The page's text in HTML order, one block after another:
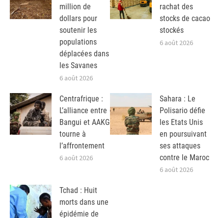
million de
dollars pour
soutenir les
populations
déplacées dans
les Savanes
6 août 2026
rachat des
stocks de cacao
stockés
6 août 2026
Centrafrique :
L’alliance entre
Bangui et AAKG
tourne à
l’affrontement
6 août 2026
Sahara : Le
Polisario défie
les Etats Unis
en poursuivant
ses attaques
contre le Maroc
6 août 2026
Tchad : Huit
morts dans une
épidémie de